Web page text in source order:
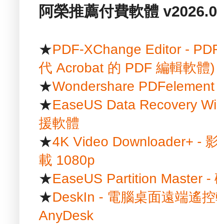
阿榮推薦付費軟體
★PDF-XChange Editor -
代 Acrobat 的 PDF 編輯軟體)
★Wondershare
★EaseUS Data Recovery
援軟體
★4K Video Downloader+ -
載 1080p
★EaseUS Partition Master -
★DeskIn - 電腦桌面遠端遙
AnyDesk